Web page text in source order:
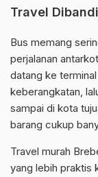
Travel
Bus memang
perjalanan
datang ke
keberangkatan,
sampai di kota
barang cukup
Travel murah
yang lebih praktis